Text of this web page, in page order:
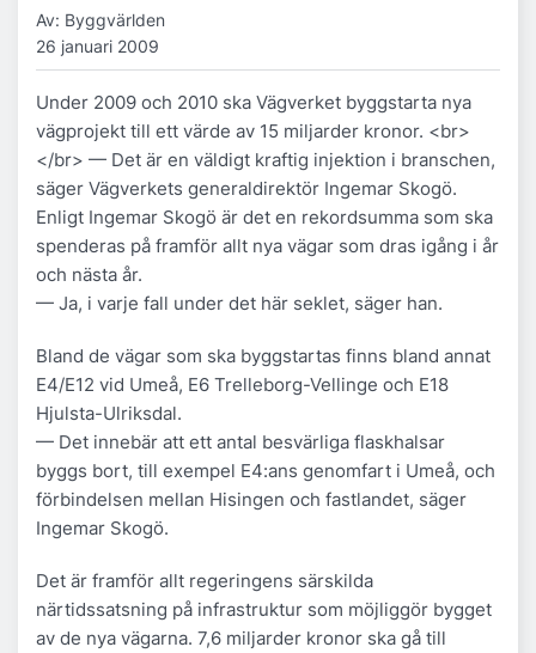
Av: Byggvärlden
26 januari 2009
Under 2009 och 2010 ska Vägverket byggstarta nya
vägprojekt till ett värde av 15 miljarder kronor. <br>
</br> — Det är en väldigt kraftig injektion i branschen,
säger Vägverkets generaldirektör Ingemar Skogö.
Enligt Ingemar Skogö är det en rekordsumma som ska
spenderas på framför allt nya vägar som dras igång i år
och nästa år.
— Ja, i varje fall under det här seklet, säger han.
Bland de vägar som ska byggstartas finns bland annat
E4/E12 vid Umeå, E6 Trelleborg-Vellinge och E18
Hjulsta-Ulriksdal.
— Det innebär att ett antal besvärliga flaskhalsar
byggs bort, till exempel E4:ans genomfart i Umeå, och
förbindelsen mellan Hisingen och fastlandet, säger
Ingemar Skogö.
Det är framför allt regeringens särskilda
närtidssatsning på infrastruktur som möjliggör bygget
av de nya vägarna. 7,6 miljarder kronor ska gå till